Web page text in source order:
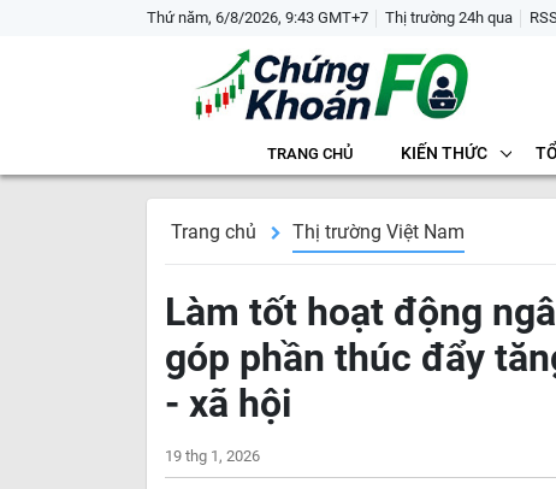
Thứ năm, 6/8/2026, 9:43 GMT+7 Thị trường 24h qua
TRANG CHỦ KIẾN THỨC
Trang chủ Thị trường Việt Nam
Làm tốt hoạt động
góp phần thúc đẩy
- xã hội
19 thg 1, 2026